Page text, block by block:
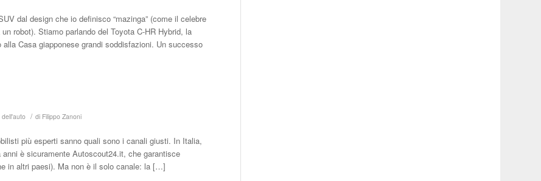
dal design che io definisco “mazinga” (come il celebre
robot). Stiamo parlando del Toyota C-HR Hybrid, la
Casa giapponese grandi soddisfazioni. Un successo
/ di Filippo Zanoni
più esperti sanno quali sono i canali giusti. In Italia,
è sicuramente Autoscout24.it, che garantisce
in altri paesi). Ma non è il solo canale: la […]